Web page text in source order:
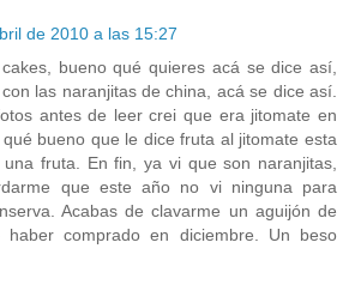
de 2010 a las 15:27
bueno qué quieres acá se dice así,
las naranjitas de china, acá se dice así.
antes de leer crei que era jitomate en
bueno que le dice fruta al jitomate esta
una fruta. En fin, ya vi que son naranjitas,
que este año no vi ninguna para
Acabas de clavarme un aguijón de
comprado en diciembre. Un beso